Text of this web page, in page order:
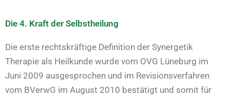
Die 4. Kraft der Selbstheilung
Die erste rechtskräftige Definition der Synergetik
Therapie als Heilkunde wurde vom OVG Lüneburg im
Juni 2009 ausgesprochen und im Revisionsverfahren
vom BVerwG im August 2010 bestätigt und somit für